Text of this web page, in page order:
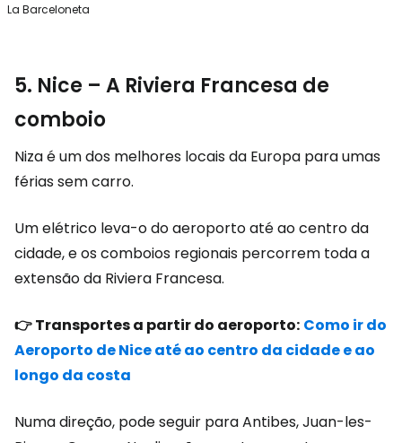
La Barceloneta
5. Nice – A Riviera Francesa de
comboio
Niza é um dos melhores locais da Europa para umas
férias sem carro.
Um elétrico leva-o do aeroporto até ao centro da
cidade, e os comboios regionais percorrem toda a
extensão da Riviera Francesa.
👉 Transportes a partir do aeroporto: Como ir do
Aeroporto de Nice até ao centro da cidade e ao
longo da costa
Numa direção, pode seguir para Antibes, Juan-les-